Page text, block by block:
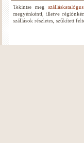
Tekintse meg szálláskatalógus
megyénkénti, illetve
szállások részletes, szűkített